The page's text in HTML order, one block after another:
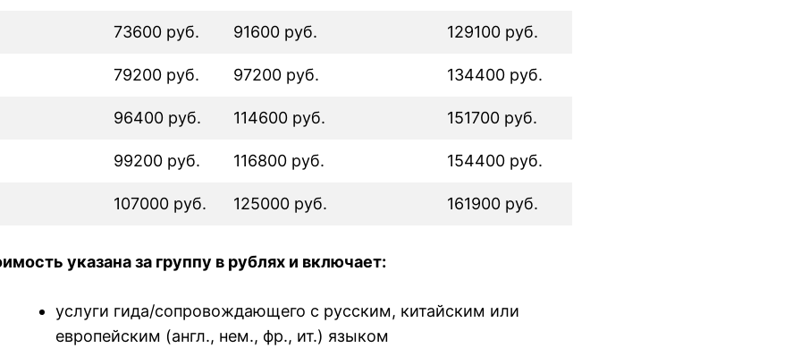
73600 руб. 91600 руб. 129100 руб.
79200 руб. 97200 руб. 134400 руб.
96400 руб. 114600 руб. 151700 руб.
99200 руб. 116800 руб. 154400 руб.
107000 руб. 125000 руб. 161900 руб.
указана за группу в рублях и включает:
услуги гида/сопровождающего с русским, китайским или
европейским (англ., нем., фр., ит.) языком